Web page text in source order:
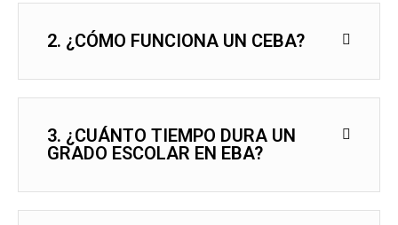
2. ¿CÓMO FUNCIONA UN CEBA?
3. ¿CUÁNTO TIEMPO DURA UN
GRADO ESCOLAR EN EBA?